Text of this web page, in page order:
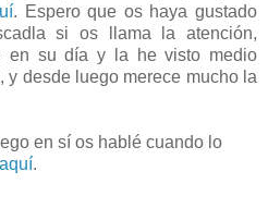
. Espero que os haya gustado
si os llama la atención,
en su día y la he visto medio
y desde luego merece mucho la
en sí os hablé cuando lo
aquí.